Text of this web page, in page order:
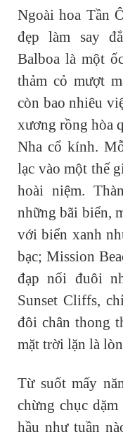
Ngoài hoa Tần
đẹp làm say
Balboa là một
thảm cỏ mượt
còn bao nhiêu
xương rồng hòa
Nha cổ kính.
lạc vào một thế
hoài niệm.
những bãi biển,
với biển xanh
bạc; Mission
đạp nối đuôi
Sunset Cliffs,
đôi chân thong
mặt trời lặn là
Từ suốt mấy
chừng chục
hầu như tuần